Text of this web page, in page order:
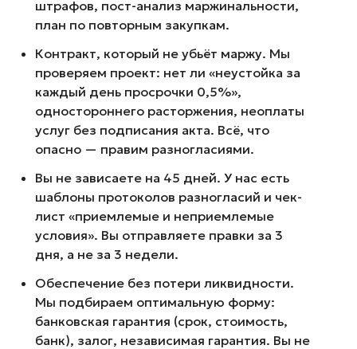
штрафов, пост-анализ маржинальности,
план по повторным закупкам.
Контракт, который не убьёт маржу. Мы
проверяем проект: нет ли «неустойка за
каждый день просрочки 0,5%»,
одностороннего расторжения, неоплаты
услуг без подписания акта. Всё, что
опасно — правим разногласиями.
Вы не зависаете на 45 дней. У нас есть
шаблоны протоколов разногласий и чек-
лист «приемлемые и неприемлемые
условия». Вы отправляете правки за 3
дня, а не за 3 недели.
Обеспечение без потери ликвидности.
Мы подбираем оптимальную форму:
банковская гарантия (срок, стоимость,
банк), залог, независимая гарантия. Вы не